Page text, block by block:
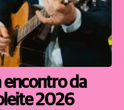
encontro da
2026